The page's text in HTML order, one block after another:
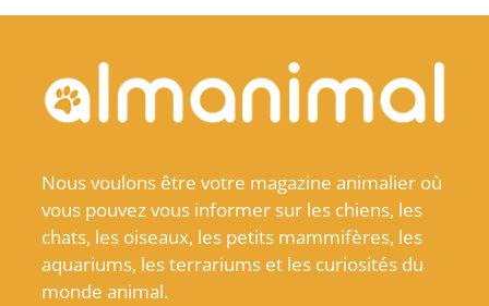
Nous voulons être votre magazine animalier où
vous pouvez vous informer sur les chiens, les
chats, les oiseaux, les petits mammifères, les
aquariums, les terrariums et les curiosités du
monde animal.